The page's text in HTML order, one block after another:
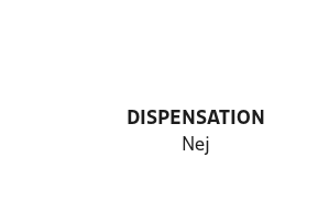
DISPENSATION
Nej